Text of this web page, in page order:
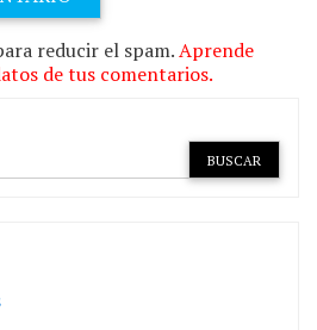
reducir el spam.Aprende
de tus comentarios.